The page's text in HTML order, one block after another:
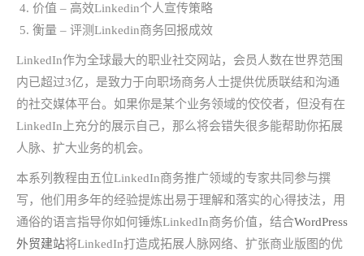
价值 – 高效Linkedin个人宣传策略
衡量 – 评测Linkedin商务回报成效
LinkedIn作为全球最大的职业社交网站，会员人数在世界范围
内已超过3亿，是致力于向职场商务人士提供优质联结和沟通
的社交媒体平台。如果你是某个业务领域的佼佼者，但没有在
LinkedIn上充分的展示自己，那么将会错失很多能帮助你拓展
人脉、扩大业务的机会。
本系列教程由五位LinkedIn商务推广领域的专家共同参与撰
写，他们用多年的经验提炼出易于理解和落实的心得技法，用
通俗的语言指导你如何锤炼LinkedIn商务价值，结合WordPress
外贸建站将LinkedIn打造成拓展人脉网络、扩张商业版图的优